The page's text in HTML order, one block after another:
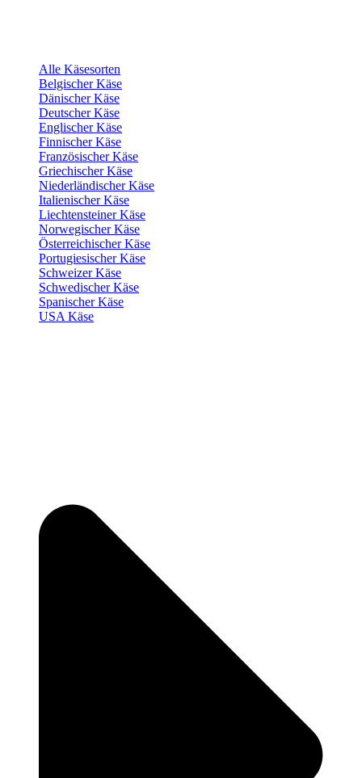
Alle Käsesorten
Belgischer Käse
Dänischer Käse
Deutscher Käse
Englischer Käse
Finnischer Käse
Französischer Käse
Griechischer Käse
Niederländischer Käse
Italienischer Käse
Liechtensteiner Käse
Norwegischer Käse
Österreichischer Käse
Portugiesischer Käse
Schweizer Käse
Schwedischer Käse
Spanischer Käse
USA Käse